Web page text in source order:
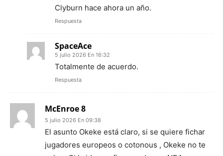
Clyburn hace ahora un año.
Respuesta
SpaceAce
5 julio 2026 En 16:32
Totalmente de acuerdo.
Respuesta
McEnroe 8
5 julio 2026 En 09:38
El asunto Okeke está claro, si se quiere fichar
jugadores europeos o cotonous , Okeke no te